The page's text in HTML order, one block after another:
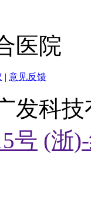
医院
| 意见反馈
发科
号 (浙